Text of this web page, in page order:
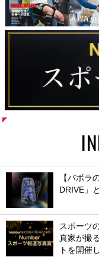
【バボラ
DRIVE」
スポーツ
真家が撮
トを開催